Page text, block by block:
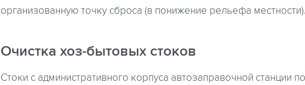
организованную точку сброса (в понижение рельефа местности).
Очистка хоз-бытовых стоков
Стоки с административного корпуса автозаправочной станции